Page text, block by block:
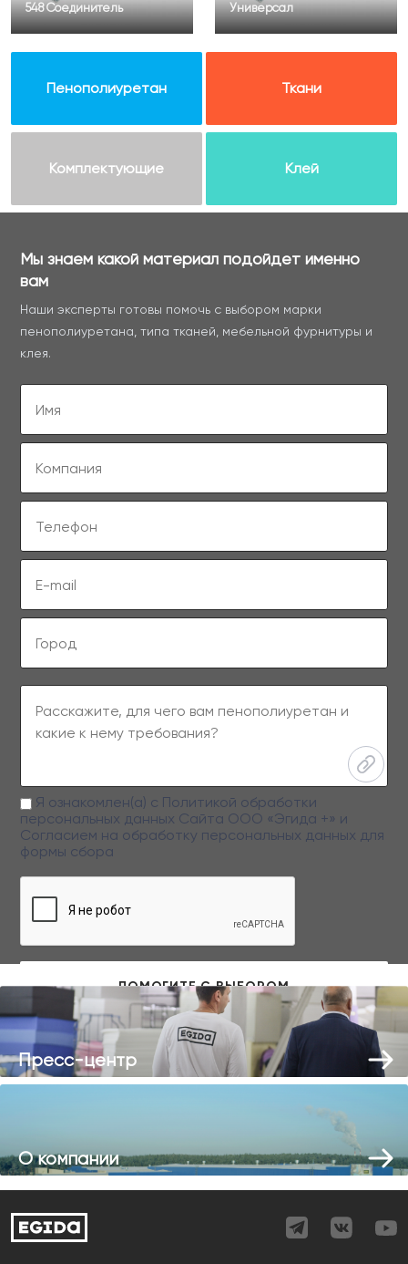
548 Соединитель
Универсал
Пенополиуретан Ткани
Комплектующие Клей
Мы знаем какой материал подойдет именно
вам
Наши эксперты готовы помочь с выбором марки
пенополиуретана, типа тканей, мебельной фурнитуры и
клея.
Заполняя данную форму вы даете свое согласие на обработку
персональных данных
Я ознакомлен(а) с Политикой обработки
персональных данных Сайта ООО «Эгида +» и
Согласием на обработку персональных данных для
формы сбора
Пресс-центр
О компании